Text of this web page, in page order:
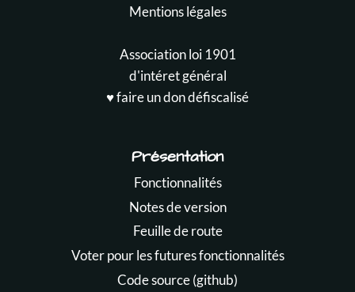
Mentions légales
Association loi 1901
d'intéret général
♥️ faire un don défiscalisé
Présentation
Fonctionnalités
Notes de version
Feuille de route
Voter pour les futures fonctionnalités
Code source (github)